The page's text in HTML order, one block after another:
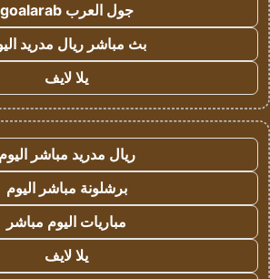
جول العرب goalarab
بث مباشر ريال مدريد
يلا لايف
ريال مدريد مباشر اليوم
برشلونة مباشر اليوم
مباريات اليوم مباشر
يلا لايف